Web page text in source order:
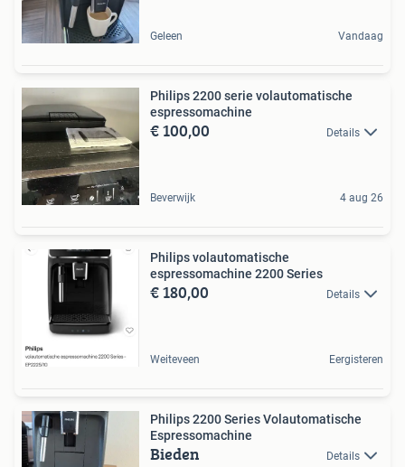
Geleen Vandaag
Philips 2200 serie volautomatische
espressomachine
€ 100,00 Details
Beverwijk 4 aug 26
Philips volautomatische
espressomachine 2200 Series
€ 180,00 Details
Weiteveen Eergisteren
Philips 2200 Series Volautomatische
Espressomachine
Bieden Details